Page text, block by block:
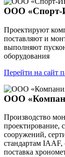
ООО «Спорт-
Проектируют
поставляют и
выполняют
оборудования
Перейти на сайт
ООО
Производство
проектирование,
сооружений,
стандартам
поставка